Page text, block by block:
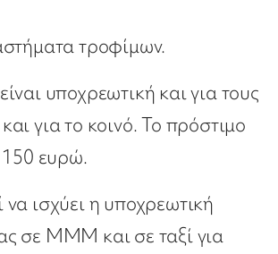
τροφίμων.
υποχρεωτική και για τους
για το κοινό. Το πρόστιμο
150 ευρώ.
να ισχύει η υποχρεωτική
σε ΜΜΜ και σε ταξί για